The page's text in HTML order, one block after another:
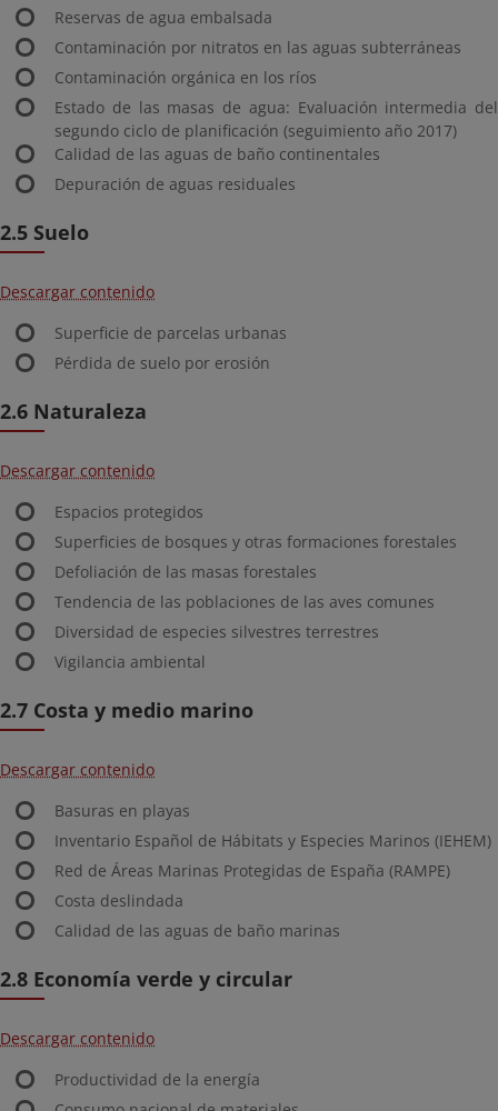
Reservas de agua embalsada
Contaminación por nitratos en las aguas subterráneas
Contaminación orgánica en los ríos
Estado de las masas de agua: Evaluación intermedia del
segundo ciclo de planificación (seguimiento año 2017)
Calidad de las aguas de baño continentales
Depuración de aguas residuales
2.5 Suelo
Descargar contenido
Superficie de parcelas urbanas
Pérdida de suelo por erosión
2.6 Naturaleza
Descargar contenido
Espacios protegidos
Superficies de bosques y otras formaciones forestales
Defoliación de las masas forestales
Tendencia de las poblaciones de las aves comunes
Diversidad de especies silvestres terrestres
Vigilancia ambiental
2.7 Costa y medio marino
Descargar contenido
Basuras en playas
Inventario Español de Hábitats y Especies Marinos (IEHEM)
Red de Áreas Marinas Protegidas de España (RAMPE)
Costa deslindada
Calidad de las aguas de baño marinas
2.8 Economía verde y circular
Descargar contenido
Productividad de la energía